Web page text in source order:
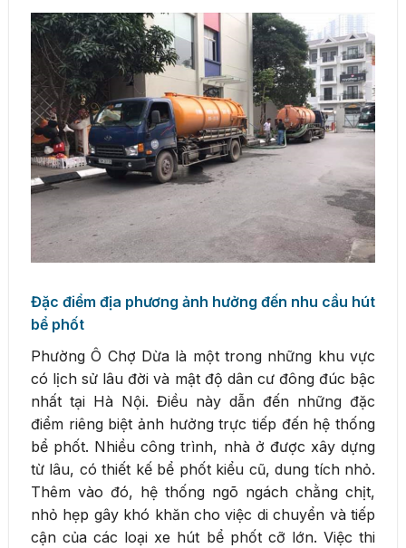
Đặc điểm địa phương ảnh hưởng đến nhu cầu hút
bể phốt
Phường Ô Chợ Dừa là một trong những khu vực
có lịch sử lâu đời và mật độ dân cư đông đúc bậc
nhất tại Hà Nội. Điều này dẫn đến những đặc
điểm riêng biệt ảnh hưởng trực tiếp đến hệ thống
bể phốt. Nhiều công trình, nhà ở được xây dựng
từ lâu, có thiết kế bể phốt kiểu cũ, dung tích nhỏ.
Thêm vào đó, hệ thống ngõ ngách chằng chịt,
nhỏ hẹp gây khó khăn cho việc di chuyển và tiếp
cận của các loại xe hút bể phốt cỡ lớn. Việc thi